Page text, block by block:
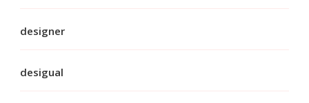
designer
desigual